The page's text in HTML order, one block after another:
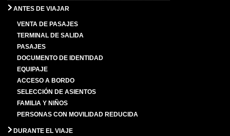
ANTES DE VIAJAR
VENTA DE PASAJES
TERMINAL DE SALIDA
PASAJES
DOCUMENTO DE IDENTIDAD
EQUIPAJE
ACCESO A BORDO
SELECCIÓN DE ASIENTOS
FAMILIA Y NIÑOS
PERSONAS CON MOVILIDAD REDUCIDA
DURANTE EL VIAJE